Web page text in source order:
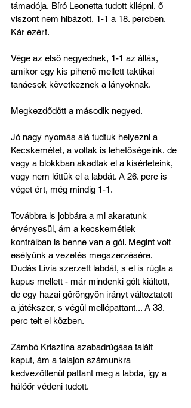
támadója, Bíró Leonetta tudott kilépni, ő
viszont nem hibázott, 1-1 a 18. percben.
Kár ezért.
Vége az első negyednek, 1-1 az állás,
amikor egy kis pihenő mellett taktikai
tanácsok következnek a lányoknak.
Megkezdődött a második negyed.
Jó nagy nyomás alá tudtuk helyezni a
Kecskemétet, a voltak is lehetőségeink, de
vagy a blokkban akadtak el a kísérleteink,
vagy nem lőttük el a labdát. A 26. perc is
véget ért, még mindig 1-1.
Továbbra is jobbára a mi akaratunk
érvényesül, ám a kecskemétiek
kontráiban is benne van a gól. Megint volt
esélyünk a vezetés megszerzésére,
Dudás Lívia szerzett labdát, s el is rúgta a
kapus mellett - már mindenki gólt kiáltott,
de egy hazai göröngyön irányt változtatott
a játékszer, s végül mellépattant... A 33.
perc telt el közben.
Zámbó Krisztina szabadrúgása talált
kaput, ám a talajon számunkra
kedvezőtlenül pattant meg a labda, így a
hálóőr védeni tudott.